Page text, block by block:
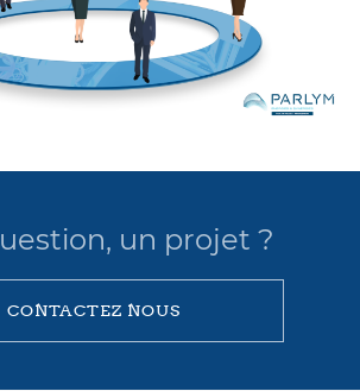
un projet ?
CONTACTEZ NOUS